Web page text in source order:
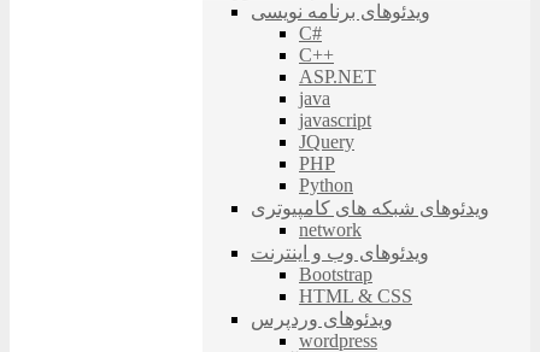
ویدئوهای برنامه نویسی
C#
C++
ASP.NET
java
javascript
JQuery
PHP
Python
ویدئوهای شبکه های کامپیوتری
network
ویدئوهای وب و اینترنت
Bootstrap
HTML & CSS
ویدئوهای وردپرس
wordpress